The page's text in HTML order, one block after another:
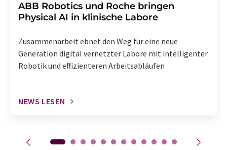
​​​​​​​ABB Robotics und Roche bringen
Physical AI in klinische Labore
Zusammenarbeit ebnet den Weg für eine neue
Generation digital vernetzter Labore mit intelligenter
Robotik und effizienteren Arbeitsabläufen
NEWS LESEN